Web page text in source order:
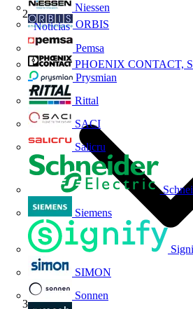
Niessen
ORBIS
Pemsa
PHOENIX CONTACT,
Prysmian
Rittal
SACI
Salicru
Siemens
SIMON
Sonnen
Noticias